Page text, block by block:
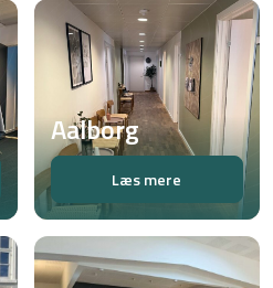
Aalborg
Læs mere